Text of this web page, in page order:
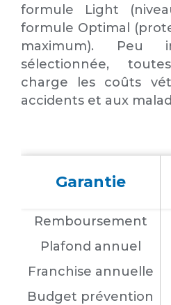
formule Light
formule Optimal
maximum). Peu
sélectionnée,
charge les coûts
accidents et aux
Garantie
Remboursement
Plafond annuel
Franchise annuelle
Budget prévention